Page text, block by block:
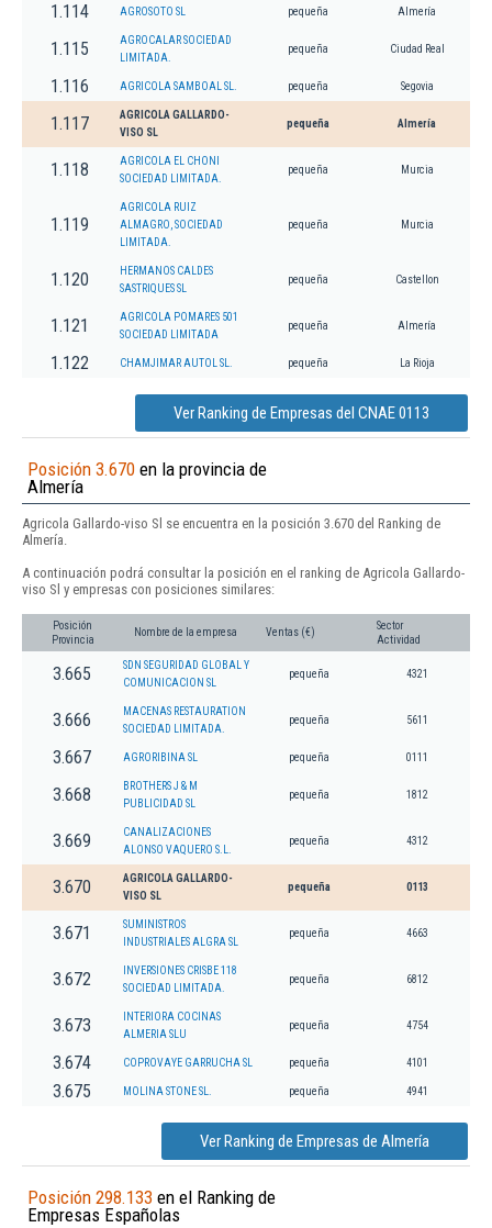
1.114 AGROSOTO SL pequeña Almería
1.115
AGROCALAR SOCIEDAD
LIMITADA.
pequeña Ciudad Real
1.116 AGRICOLA SAMBOAL SL. pequeña Segovia
1.117
AGRICOLA GALLARDO-
VISO SL
pequeña Almería
1.118
AGRICOLA EL CHONI
SOCIEDAD LIMITADA.
pequeña Murcia
1.119
AGRICOLA RUIZ
ALMAGRO, SOCIEDAD
LIMITADA.
pequeña Murcia
1.120
HERMANOS CALDES
SASTRIQUES SL
pequeña Castellon
1.121
AGRICOLA POMARES 501
SOCIEDAD LIMITADA
pequeña Almería
1.122 CHAMJIMAR AUTOL SL. pequeña La Rioja
Ver Ranking de Empresas del CNAE 0113
Posición 3.670 en la provincia de
Almería
Agricola Gallardo-viso Sl se encuentra en la posición 3.670 del Ranking de
Almería.
A continuación podrá consultar la posición en el ranking de Agricola Gallardo-
viso Sl y empresas con posiciones similares:
Posición
Provincia
Nombre de la empresa Ventas (€)
Sector
Actividad
3.665
SDN SEGURIDAD GLOBAL Y
COMUNICACION SL
pequeña 4321
3.666
MACENAS RESTAURATION
SOCIEDAD LIMITADA.
pequeña 5611
3.667 AGRORIBINA SL pequeña 0111
3.668
BROTHERS J & M
PUBLICIDAD SL
pequeña 1812
3.669
CANALIZACIONES
ALONSO VAQUERO S.L.
pequeña 4312
3.670
AGRICOLA GALLARDO-
VISO SL
pequeña 0113
3.671
SUMINISTROS
INDUSTRIALES ALGRA SL
pequeña 4663
3.672
INVERSIONES CRISBE 118
SOCIEDAD LIMITADA.
pequeña 6812
3.673
INTERIORA COCINAS
ALMERIA SLU
pequeña 4754
3.674 COPROVAYE GARRUCHA SL pequeña 4101
3.675 MOLINA STONE SL. pequeña 4941
Ver Ranking de Empresas de Almería
Posición 298.133 en el Ranking de
Empresas Españolas